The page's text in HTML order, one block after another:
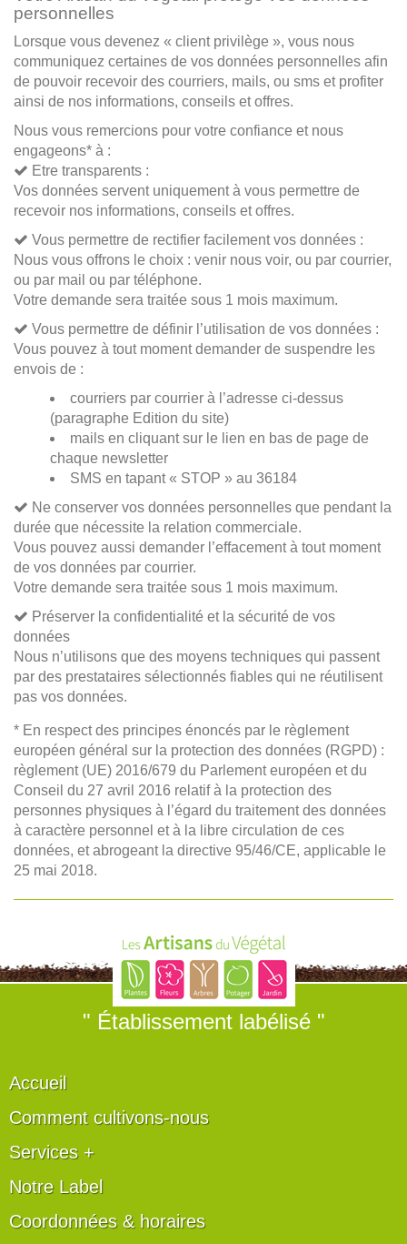
personnelles
Lorsque vous devenez « client privilège », vous nous
communiquez certaines de vos données personnelles afin
de pouvoir recevoir des courriers, mails, ou sms et profiter
ainsi de nos informations, conseils et offres.
Nous vous remercions pour votre confiance et nous
engageons* à :
Etre transparents :
Vos données servent uniquement à vous permettre de
recevoir nos informations, conseils et offres.
Vous permettre de rectifier facilement vos données :
Nous vous offrons le choix : venir nous voir, ou par courrier,
ou par mail ou par téléphone.
Votre demande sera traitée sous 1 mois maximum.
Vous permettre de définir l’utilisation de vos données :
Vous pouvez à tout moment demander de suspendre les
envois de :
courriers par courrier à l’adresse ci-dessus
(paragraphe Edition du site)
mails en cliquant sur le lien en bas de page de
chaque newsletter
SMS en tapant « STOP » au 36184
Ne conserver vos données personnelles que pendant la
durée que nécessite la relation commerciale.
Vous pouvez aussi demander l’effacement à tout moment
de vos données par courrier.
Votre demande sera traitée sous 1 mois maximum.
Préserver la confidentialité et la sécurité de vos
données
Nous n’utilisons que des moyens techniques qui passent
par des prestataires sélectionnés fiables qui ne réutilisent
pas vos données.
* En respect des principes énoncés par le règlement
européen général sur la protection des données (RGPD) :
règlement (UE) 2016/679 du Parlement européen et du
Conseil du 27 avril 2016 relatif à la protection des
personnes physiques à l’égard du traitement des données
à caractère personnel et à la libre circulation de ces
données, et abrogeant la directive 95/46/CE, applicable le
25 mai 2018.
" Établissement labélisé "
Accueil
Comment cultivons-nous
Services +
Notre Label
Coordonnées & horaires